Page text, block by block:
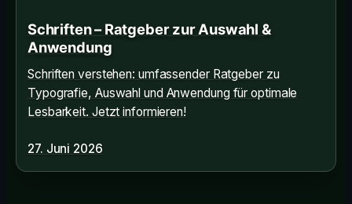
Schriften – Ratgeber zur Auswahl &
Anwendung
Schriften verstehen: umfassender Ratgeber zu
Typografie, Auswahl und Anwendung für optimale
Lesbarkeit. Jetzt informieren!
27. Juni 2026